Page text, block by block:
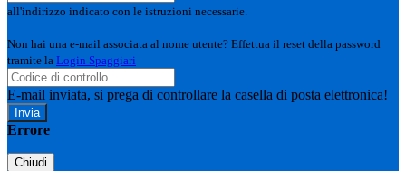
all'indirizzo indicato con le istruzioni necessarie.
Non hai una e-mail associata al nome utente? Effettua il reset della password
tramite la Login Spaggiari
E-mail inviata, si prega di controllare la casella di posta elettronica!
Errore
Chiudi